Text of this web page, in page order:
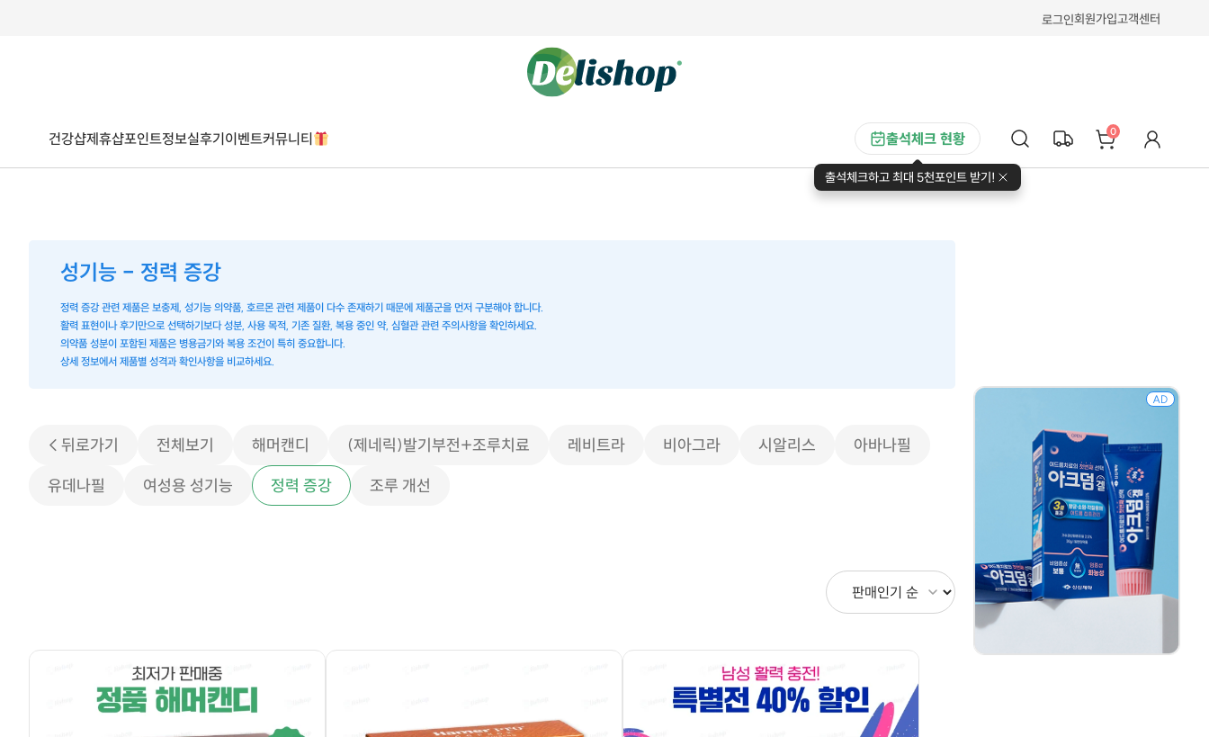
로그인회원가입고객센터
출석체크 현황
출석체크하고 최대 5천포인트 받기!
0
건강샵제휴샵포인트정보실후기이벤트커뮤니티
성기능 - 정력 증강
정력 증강 관련 제품은 보충제, 성기능 의약품, 호르몬 관련 제품이 다수 존재하기 때문에 제품군을 먼저 구분해야 합니다.
활력 표현이나 후기만으로 선택하기보다 성분, 사용 목적, 기존 질환, 복용 중인 약, 심혈관 관련 주의사항을 확인하세요.
의약품 성분이 포함된 제품은 병용금기와 복용 조건이 특히 중요합니다.
상세 정보에서 제품별 성격과 확인사항을 비교하세요.
< 뒤로가기 전체보기 해머캔디 (제네릭)발기부전+조루치료 레비트라 비아그라 시알리스
아바나필
유데나필
여성용 성기능 정력 증강 조루 개선
AD